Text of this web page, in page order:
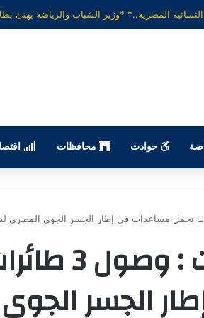
حوادث محافظات
وزيرة الصحة من بيروت :
الجسر الجوى